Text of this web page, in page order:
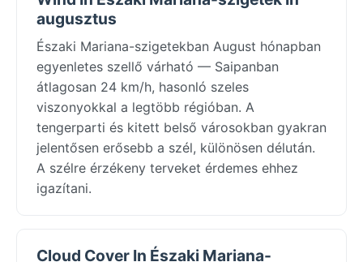
augusztus
Északi Mariana-szigetekban August hónapban
egyenletes szellő várható — Saipanban
átlagosan 24 km/h, hasonló szeles
viszonyokkal a legtöbb régióban. A
tengerparti és kitett belső városokban gyakran
jelentősen erősebb a szél, különösen délután.
A szélre érzékeny terveket érdemes ehhez
igazítani.
Cloud Cover In Északi Mariana-